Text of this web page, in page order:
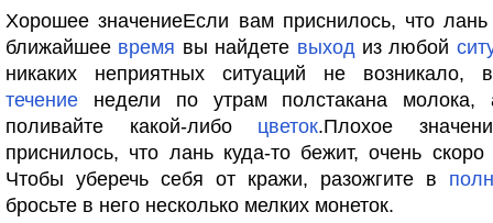
Хорошее значениеЕсли вам приснилось, что лань
ближайшее время вы найдете выходиз любой
никаких неприятных ситуаций не возникало,
течение недели по утрам полстакана молока,
поливайте какой-либо цветок.Плохое
приснилось, что лань куда-то бежит, очень скоро
Чтобы уберечь себя от кражи, разожгите в
бросьте в него несколько мелких монеток.